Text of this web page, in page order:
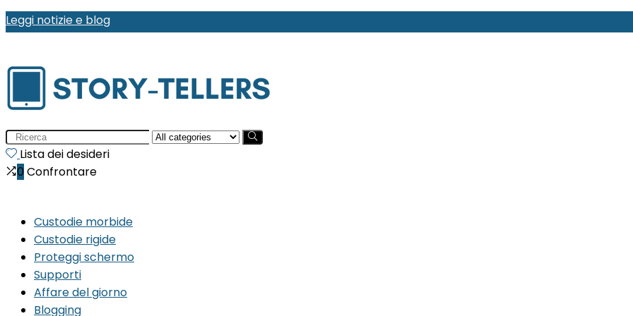
Leggi notizie e blog
Search
for:Lista dei desideri
0 Confrontare
Custodie morbide
Custodie rigide
Proteggi schermo
Supporti
Affare del giorno
Blogging